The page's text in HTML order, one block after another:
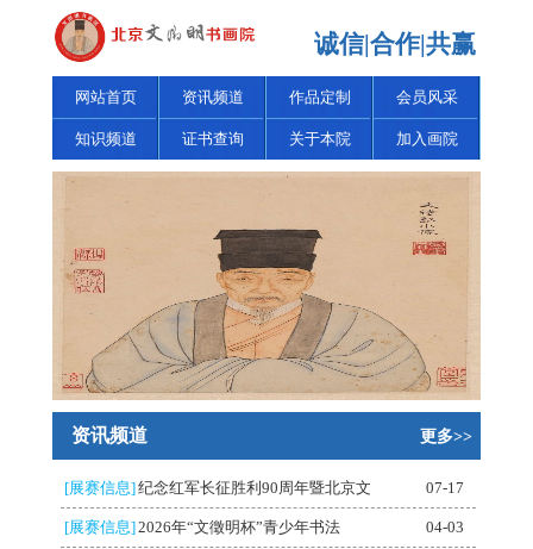
诚信|合作|共赢
网站首页 资讯频道 作品定制 会员风采
知识频道 证书查询 关于本院 加入画院
资讯频道 更多>>
[展赛信息]纪念红军长征胜利90周年暨北京文 07-17
[展赛信息]2026年“文徵明杯”青少年书法 04-03